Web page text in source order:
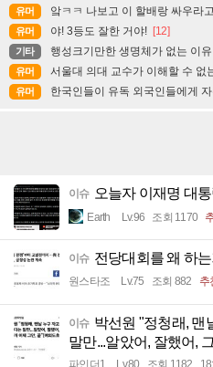
유머 앜ㅋㅋ 나보고 이 할배랑 싸우라
유머 야! 3등도 잘한 거야! [12]
기타 행성크기만한 생명체가 없는 이유
유머 서울대 의대 교수가 이해할 수 없
유머 한국인들이 유독 외국인들에게
이슈 오늘자 이재명 대
Earth Lv.96 조회 1170
이슈 전당대회를 왜 하
원스타조 Lv.75 조회 882 추
이슈 박선원 "정청래, 맨
말만...알았어, 잘했어,